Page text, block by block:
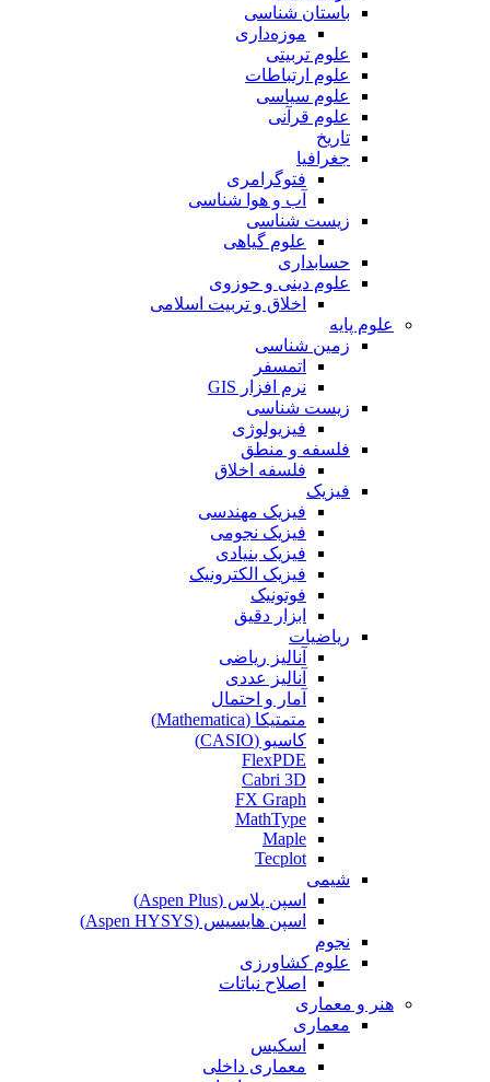
باستان شناسی
موزه‌داری
علوم تربیتی
علوم ارتباطات
علوم سیاسی
علوم قرآنی
تاریخ
جغرافیا
فتوگرامری
آب و هوا شناسی
زیست شناسی
علوم گیاهی
حسابداری
علوم دینی و حوزوی
اخلاق و تربیت اسلامی
علوم پایه
زمین شناسی
اتمسفر
نرم افزار GIS
زیست شناسی
فیزیولوژی
فلسفه و منطق
فلسفه اخلاق
فیزیک
فیزیک مهندسی
فیزیک نجومی
فیزیک بنیادی
فیزیک الکترونیک
فوتونیک
ابزار دقیق
ریاضیات
آنالیز ریاضی
آنالیز عددی
آمار و احتمال
متمتیکا (Mathematica)
کاسیو (CASIO)
FlexPDE
Cabri 3D
FX Graph
MathType
Maple
Tecplot
شیمی
اسپن پلاس (Aspen Plus)
اسپن هایسیس (Aspen HYSYS)
نجوم
علوم کشاورزی
اصلاح نباتات
هنر و معماری
معماری
اسکیس
معماری داخلی